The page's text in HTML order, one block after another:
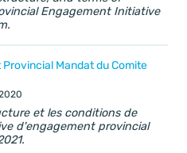
Engagement Initiative
Mandat du Comite
et les conditions de
d'engagement provincial